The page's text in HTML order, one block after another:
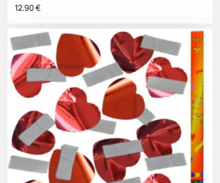
12.90€